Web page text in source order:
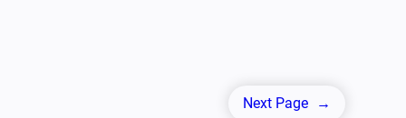
Next Page →